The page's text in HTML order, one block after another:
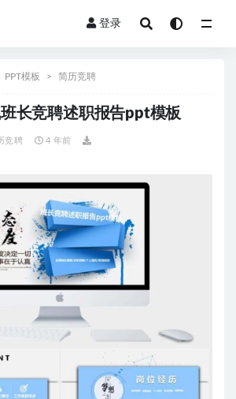
登录
PPT模板 简历竞聘
长竞聘述职报告ppt模板
竞聘 4 年前